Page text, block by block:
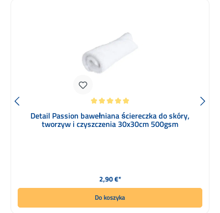
Detail Passion bawełniana ściereczka do skóry,
tworzyw i czyszczenia 30x30cm 500gsm
Cena regularna:
2,90 €*
Do koszyka